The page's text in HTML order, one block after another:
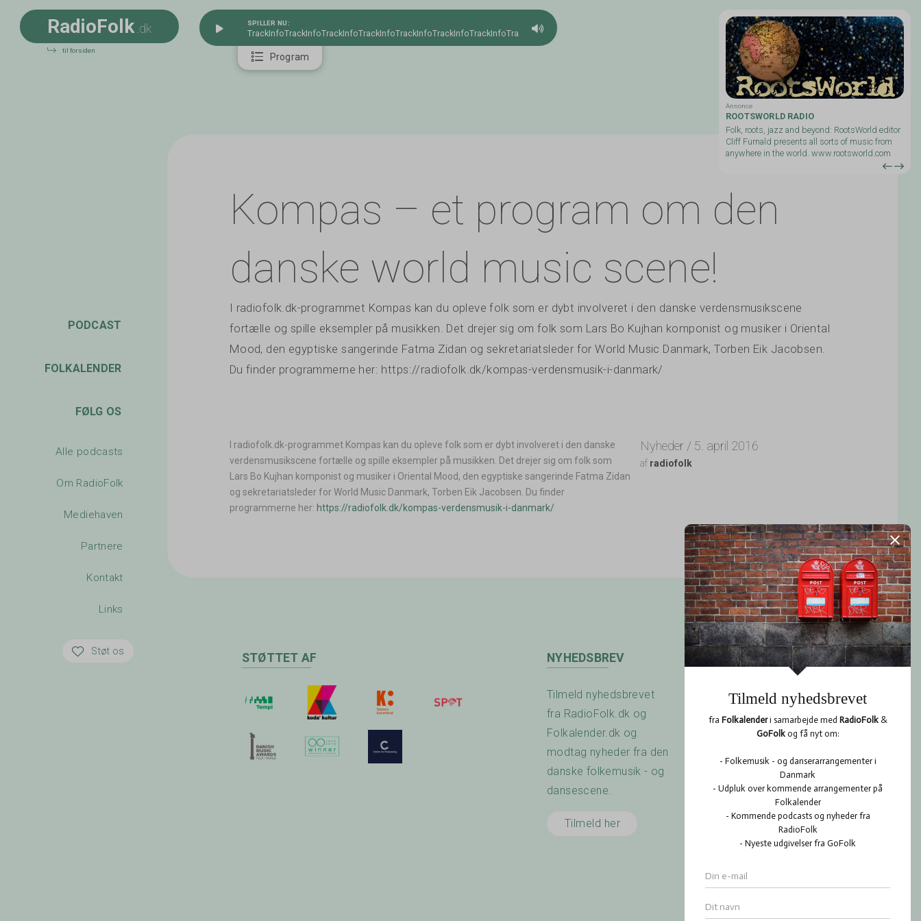
SPILLER NU:
TrackInfoTrackInfoTrackInfoTrackInfoTrackInfoTrackInfoTrackInfoTrackInfo
Program
Annonce
ROOTSWORLD RADIO
Folk, roots, jazz and beyond: RootsWorld editor
Cliff Furnald presents all sorts of music from
anywhere in the world. www.rootsworld.com
RadioFolk .dk
til forsiden
PODCAST
FOLKALENDER
FØLG OS
Alle podcasts
Om RadioFolk
Mediehaven
Partnere
Kontakt
Links
Støt os
Kompas – et program om den
danske world music scene!
I radiofolk.dk-programmet Kompas kan du opleve folk som er dybt involveret i den danske verdensmusikscene
fortælle og spille eksempler på musikken. Det drejer sig om folk som Lars Bo Kujhan komponist og musiker i Oriental
Mood, den egyptiske sangerinde Fatma Zidan og sekretariatsleder for World Music Danmark, Torben Eik Jacobsen.
Du finder programmerne her: https://radiofolk.dk/kompas-verdensmusik-i-danmark/
Nyheder / 5. april 2016
af radiofolk
I radiofolk.dk-programmet Kompas kan du opleve folk som er dybt involveret i den danske
verdensmusikscene fortælle og spille eksempler på musikken. Det drejer sig om folk som
Lars Bo Kujhan komponist og musiker i Oriental Mood, den egyptiske sangerinde Fatma Zidan
og sekretariatsleder for World Music Danmark, Torben Eik Jacobsen. Du finder
programmerne her: https://radiofolk.dk/kompas-verdensmusik-i-danmark/
STØTTET AF NYHEDSBREV
Tilmeld nyhedsbrevet
fra RadioFolk.dk og
Folkalender.dk og
modtag nyheder fra den
danske folkemusik - og
dansescene.
Tilmeld her
OPSLAGSTAVLEN
Har du arrangeret en
koncert? Savner du
nogen at spille med? Er
RadioFolk.dk's
Opslagstavle, og se
også hvad andre har
gang i på RadioFolk.dk's
Opslagstavlen